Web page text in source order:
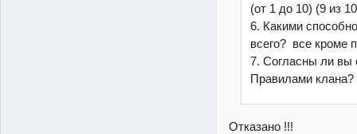
(от 1 до 10) (9 из
6. Какими
всего? все кроме
7. Согласны ли вы
Правилами клана?
Отказано !!!